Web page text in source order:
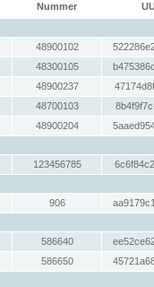
Nummer
48900102
48300105
48900237
48700103
48900204
123456785
906
586640
586650